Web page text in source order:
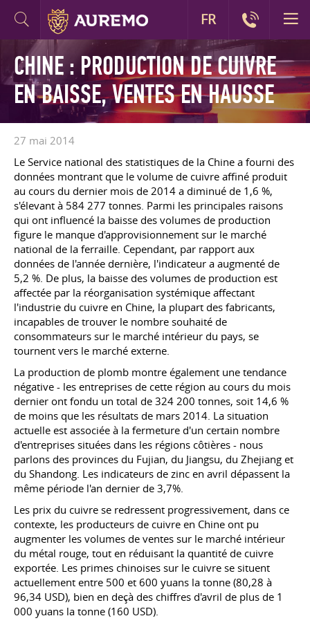
CHINE : PRODUCTION DE CUIVRE
EN BAISSE, VENTES EN HAUSSE
27 mai 2014
Le Service national des statistiques de la Chine a fourni des
données montrant que le volume de cuivre affiné produit
au cours du dernier mois de 2014 a diminué de 1,6 %,
s'élevant à 584 277 tonnes. Parmi les principales raisons
qui ont influencé la baisse des volumes de production
figure le manque d'approvisionnement sur le marché
national de la ferraille. Cependant, par rapport aux
données de l'année dernière, l'indicateur a augmenté de
5,2 %. De plus, la baisse des volumes de production est
affectée par la réorganisation systémique affectant
l'industrie du cuivre en Chine, la plupart des fabricants,
incapables de trouver le nombre souhaité de
consommateurs sur le marché intérieur du pays, se
tournent vers le marché externe.
La production de plomb montre également une tendance
négative - les entreprises de cette région au cours du mois
dernier ont fondu un total de 324 200 tonnes, soit 14,6 %
de moins que les résultats de mars 2014. La situation
actuelle est associée à la fermeture d'un certain nombre
d'entreprises situées dans les régions côtières - nous
parlons des provinces du Fujian, du Jiangsu, du Zhejiang et
du Shandong. Les indicateurs de zinc en avril dépassent la
même période l'an dernier de 3,7%.
Les prix du cuivre se redressent progressivement, dans ce
contexte, les producteurs de cuivre en Chine ont pu
augmenter les volumes de ventes sur le marché intérieur
du métal rouge, tout en réduisant la quantité de cuivre
exportée. Les primes chinoises sur le cuivre se situent
actuellement entre 500 et 600 yuans la tonne (80,28 à
96,34 USD), bien en deçà des chiffres d'avril de plus de 1
000 yuans la tonne (160 USD).
FR